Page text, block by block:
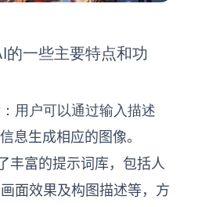
绪板一些主要特点和功
用户可以通过输入描述
息生成相应的图像。
丰富的提示词库，包括人
面效果及构图描述等，方